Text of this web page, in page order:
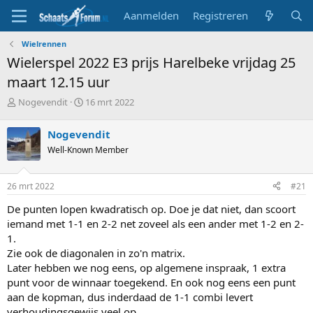
Aanmelden Registreren
Wielrennen
Wielerspel 2022 E3 prijs Harelbeke vrijdag 25
maart 12.15 uur
T
p
i
c
s
t
a
t
e
Nogevendit
S
r
t
a
m
16 mrt 2022
Nogevendit
Well-Known Member
26 mrt 2022 #21
De punten lopen kwadratisch op. Doe je dat niet, dan scoort
iemand met 1-1 en 2-2 net zoveel als een ander met 1-2 en 2-
1.
Zie ook de diagonalen in zo'n matrix.
Later hebben we nog eens, op algemene inspraak, 1 extra
punt voor de winnaar toegekend. En ook nog eens een punt
aan de kopman, dus inderdaad de 1-1 combi levert